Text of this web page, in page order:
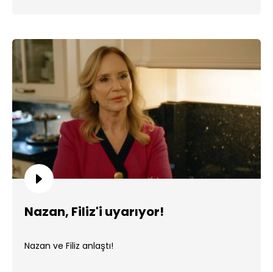
Nazan, Filiz'i uyarıyor!
Nazan ve Filiz anlaştı!